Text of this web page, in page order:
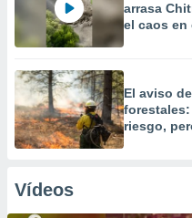
arrasa
el caos en
El aviso
riesgo,
Vídeos